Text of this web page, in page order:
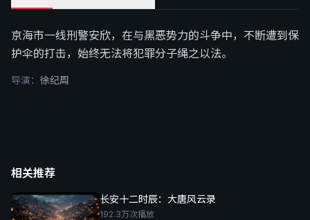
京海市一线刑警安欣，在与黑恶势力的斗争中，不断遭到保
护伞的打击，始终无法将犯罪分子绳之以法。
导演： 徐纪周
相关推荐
长安十二时辰：大唐风云录
192.3万次播放